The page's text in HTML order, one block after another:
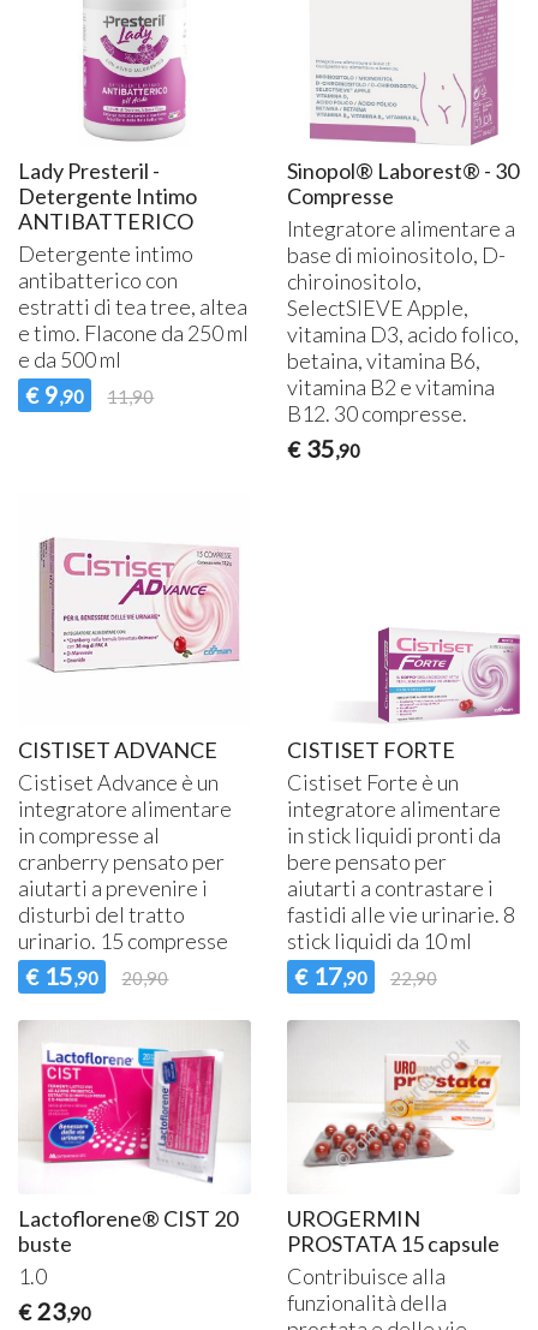
Lady Presteril -
Detergente Intimo
ANTIBATTERICO
Detergente intimo
antibatterico con
estratti di tea tree, altea
e timo. Flacone da 250 ml
e da 500 ml
€ 9,90 11,90
Sinopol® Laborest® - 30
Compresse
Integratore alimentare a
base di mioinositolo, D-
chiroinositolo,
SelectSIEVE Apple,
vitamina D3, acido folico,
betaina, vitamina B6,
vitamina B2 e vitamina
B12. 30 compresse.
€ 35,90
CISTISET ADVANCE
Cistiset Advance è un
integratore alimentare
in compresse al
cranberry pensato per
aiutarti a prevenire i
disturbi del tratto
urinario. 15 compresse
€ 15,90 20,90
CISTISET FORTE
Cistiset Forte è un
integratore alimentare
in stick liquidi pronti da
bere pensato per
aiutarti a contrastare i
fastidi alle vie urinarie. 8
stick liquidi da 10 ml
€ 17,90 22,90
Lactoflorene® CIST 20
buste
1.0
€ 23,90
UROGERMIN
PROSTATA 15 capsule
Contribuisce alla
funzionalità della